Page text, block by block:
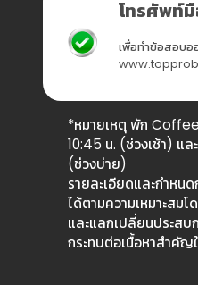
โทรศัพท์
เพื่อทำข้อสอบอ
*หมายเหตุ พัก Coffee
10:45 น. (ช่วงเช้า) แล
(ช่วงบ่าย)
รายละเอียดและกำหน
ได้ตามความเหมาะสม
และแลกเปลี่ยนประสบ
กระทบต่อเนื้อหาสำคั